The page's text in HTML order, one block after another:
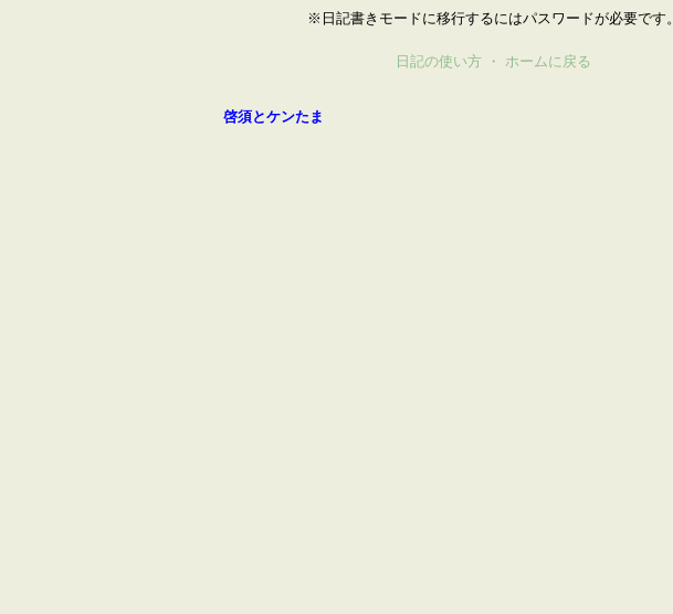
※日記書きモードに移行するにはパスワードが必要です。
日記の使い方 ・ ホームに戻る
啓須とケンたま